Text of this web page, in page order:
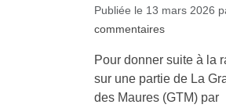
Publiée le 13 mars 2026
commentaires
Pour donner suite à la
sur une partie de La
des Maures (GTM) par